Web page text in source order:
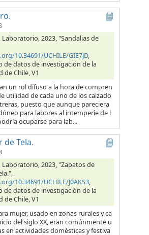
2023, "Sandalias de
10.34691/UCHILE/GIE7JD,
de datos de investigación de la
de Chile, V1
un rol difuso a la hora de compren
utilidad de cada uno de los calzado
puesto que aunque pareciera
para labores al intemperie de l
ocuparse para lab...
de Tela.
Laboratorio, 2023, "Zapatos de
10.34691/UCHILE/J0AKS3,
de datos de investigación de la
de Chile, V1
mujer, usado en zonas rurales y ca
del siglo XX, eran comúnmente u
en actividades domésticas y festiva